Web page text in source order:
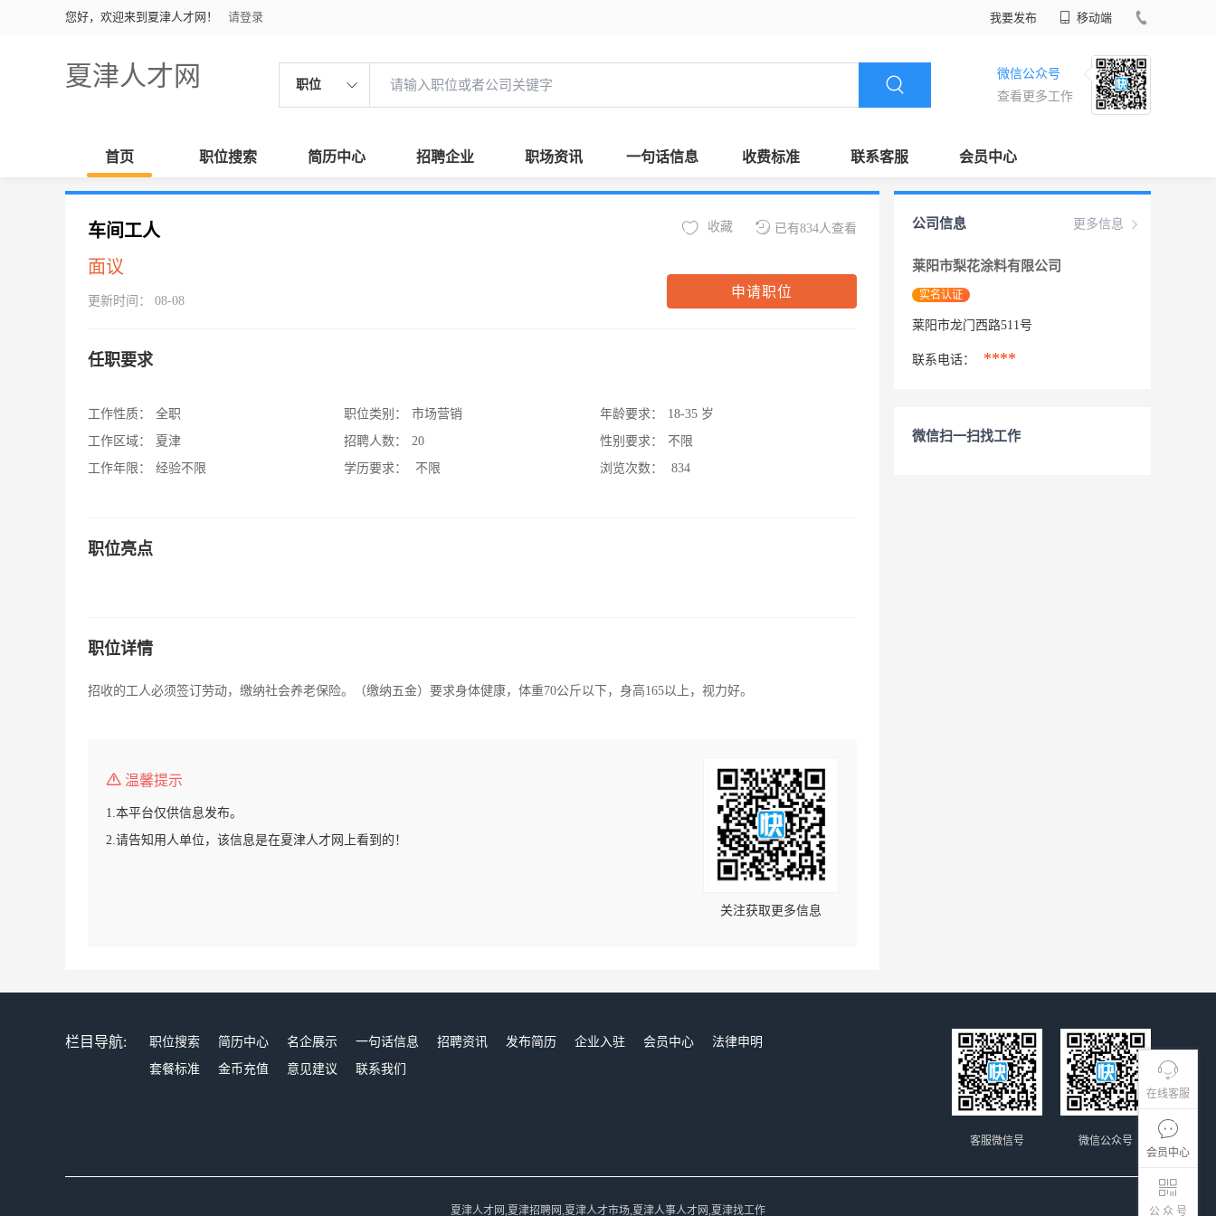
您好，欢迎来到夏津人才网！ 请登录 我要发布 移动端
夏津人才网 职位
微信公众号
查看更多工作
首页 职位搜索 简历中心 招聘企业 职场资讯 一句话信息 收费标准 联系客服 会员中心
在线客服
会员中心
公 众 号
车间工人
面议
更新时间： 08-08
已有834人查看
收藏
申请职位
任职要求
工作性质：
全职
工作区域：
夏津
工作年限：
经验不限
职位类别：
市场营销
招聘人数：
20
学历要求：
不限
年龄要求：
18-35 岁
性别要求：
不限
浏览次数：
834
职位亮点
职位详情
招收的工人必须签订劳动，缴纳社会养老保险。（缴纳五金）要求身体健康，体重70公斤以下，身高165以上，视力好。
温馨提示
1.本平台仅供信息发布。
2.请告知用人单位，该信息是在夏津人才网上看到的！
关注获取更多信息
更多信息
公司信息
莱阳市梨花涂料有限公司
实名认证
莱阳市龙门西路511号
联系电话： ****
微信扫一扫找工作
栏目导航: 职位搜索 简历中心 名企展示 一句话信息 招聘资讯 发布简历 企业入驻 会员中心
法律申明
套餐标准
金币充值 意见建议 联系我们
微信公众号
客服微信号
夏津人才网,夏津招聘网,夏津人才市场,夏津人事人才网,夏津找工作